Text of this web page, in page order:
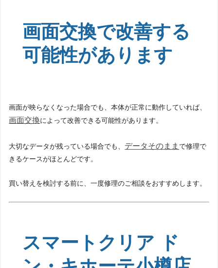
画面交換で改善する
可能性があります
画面が映らなくなった場合でも、本体が正常に動作していれば、
画面交換によって改善できる可能性があります。
大切なデータが残っている場合でも、 データそのまま で修理で
きるケースがほとんどです。
買い替えを検討する前に、一度修理のご相談をおすすめします。
スマートクリア ド